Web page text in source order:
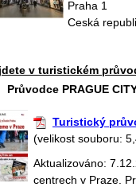
Praha 1
Ceská
v turistickém
Průvodce PRAGUE
Turistický
(velikost souboru:
Aktualizováno:
centrech v Praze.